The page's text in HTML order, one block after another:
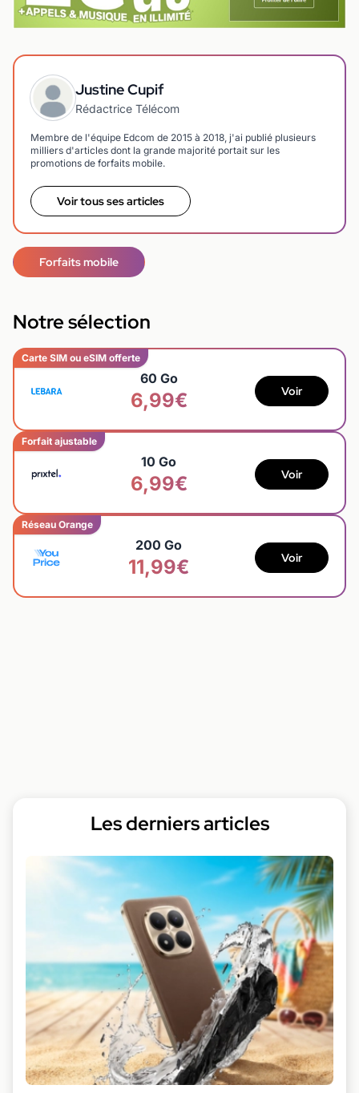
Justine Cupif
Rédactrice Télécom
Membre de l'équipe Edcom de 2015 à 2018, j'ai publié plusieurs
milliers d'articles dont la grande majorité portait sur les
promotions de forfaits mobile.
Voir tous ses articles
Forfaits mobile
Notre sélection
Carte SIM ou eSIM offerte
60 Go
6,99€ Voir
Forfait ajustable
10 Go
6,99€ Voir
Réseau Orange
200 Go
11,99€ Voir
Les derniers articles